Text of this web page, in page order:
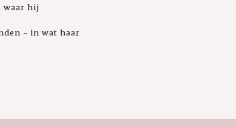
waar hij
- in wat haar